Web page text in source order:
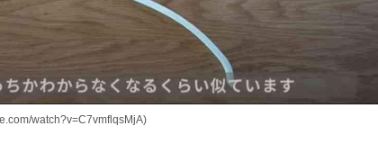
watch?v=C7vmflqsMjA)